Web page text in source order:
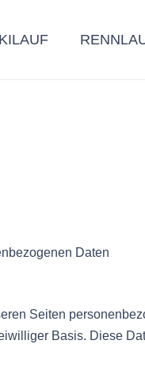
Daten
Seiten
Basis. Diese